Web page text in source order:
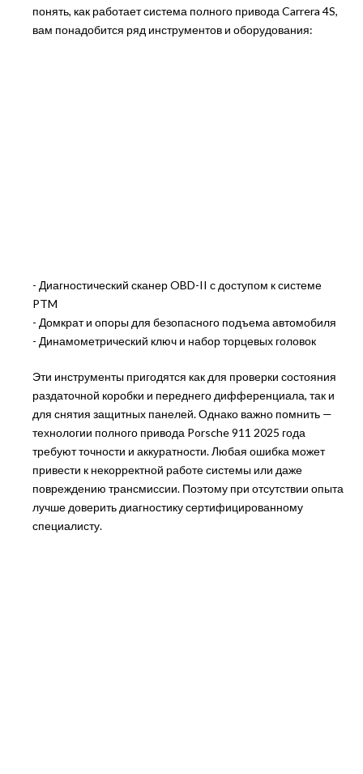
понять, как работает система полного привода Carrera 4S,
вам понадобится ряд инструментов и оборудования:
- Диагностический сканер OBD-II с доступом к системе
PTM
- Домкрат и опоры для безопасного подъема автомобиля
- Динамометрический ключ и набор торцевых головок
Эти инструменты пригодятся как для проверки состояния
раздаточной коробки и переднего дифференциала, так и
для снятия защитных панелей. Однако важно помнить —
технологии полного привода Porsche 911 2025 года
требуют точности и аккуратности. Любая ошибка может
привести к некорректной работе системы или даже
повреждению трансмиссии. Поэтому при отсутствии опыта
лучше доверить диагностику сертифицированному
специалисту.